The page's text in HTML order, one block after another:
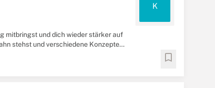
K
mitbringst und dich wieder stärker auf
stehst und verschiedene Konzepte
bookmark